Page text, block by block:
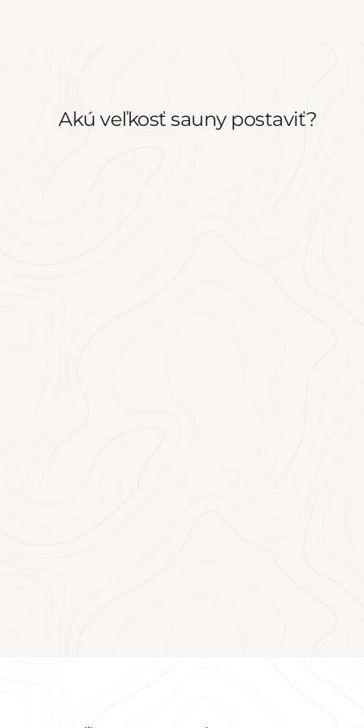
Akú veľkosť sauny postaviť?